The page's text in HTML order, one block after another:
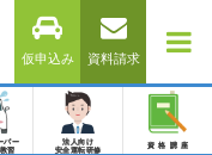
仮申込み 資料請求
パー
習
法人向け
安全運転研修
資格講座